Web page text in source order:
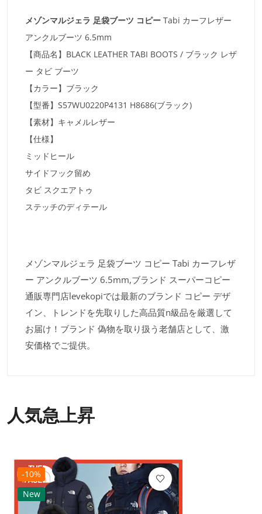
メゾンマルジェラ 足袋ブーツ コピー Tabi カーフレザー
アンクルブーツ 6.5mm
【商品名】BLACK LEATHER TABI BOOTS / ブラック レザ
ー タビ ブーツ
【カラー】ブラック
【型番】S57WU0220P4131 H8686(ブラック)
【素材】キャメルレザー
【仕様】
ミッドヒール
サイドフック留め
タビ スクエアトゥ
ステッチのディテール
メゾンマルジェラ 足袋ブーツ コピー Tabi カーフレザ
ー アンクルブーツ 6.5mm,ブランド スーパーコピー
通販専門店levekopiでは最新のブランド コピー デザ
イン、トレンドを先取りした高品質n級品を厳選して
お届け！ブランド 偽物を取り扱う老舗店として、激
安価格でご提供。
人気急上昇
-10%
New